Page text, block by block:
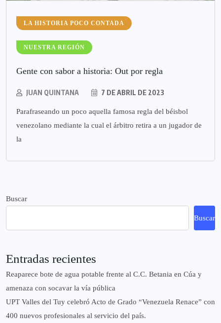
LA HISTORIA POCO CONTADA
NUESTRA REGIÓN
Gente con sabor a historia: Out por regla
JUAN QUINTANA 7 DE ABRIL DE 2023
Parafraseando un poco aquella famosa regla del béisbol
venezolano mediante la cual el árbitro retira a un jugador de
la
Buscar
Buscar
Entradas recientes
Reaparece bote de agua potable frente al C.C. Betania en Cúa y
amenaza con socavar la vía pública
UPT Valles del Tuy celebró Acto de Grado “Venezuela Renace” con
400 nuevos profesionales al servicio del país.